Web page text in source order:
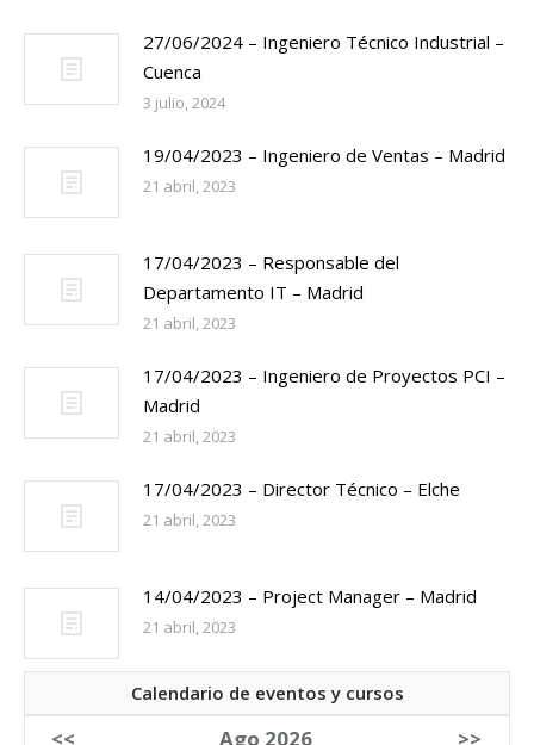
27/06/2024 – Ingeniero Técnico Industrial –
Cuenca
3 julio, 2024
19/04/2023 – Ingeniero de Ventas – Madrid
21 abril, 2023
17/04/2023 – Responsable del
Departamento IT – Madrid
21 abril, 2023
17/04/2023 – Ingeniero de Proyectos PCI –
Madrid
21 abril, 2023
17/04/2023 – Director Técnico – Elche
21 abril, 2023
14/04/2023 – Project Manager – Madrid
21 abril, 2023
Calendario de eventos y cursos
<< Ago 2026 >>